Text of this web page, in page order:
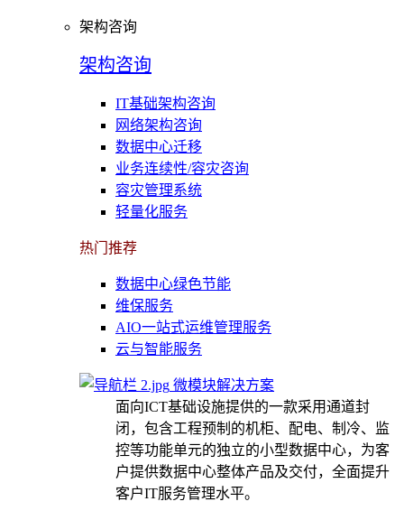
架构咨询
架构咨询
IT基础架构咨询
网络架构咨询
数据中心迁移
业务连续性/容灾咨询
容灾管理系统
轻量化服务
热门推荐
数据中心绿色节能
维保服务
AIO一站式运维管理服务
云与智能服务
微模块解决方案
面向ICT基础设施提供的一款采用通道封
闭，包含工程预制的机柜、配电、制冷、监
控等功能单元的独立的小型数据中心，为客
户提供数据中心整体产品及交付，全面提升
客户IT服务管理水平。